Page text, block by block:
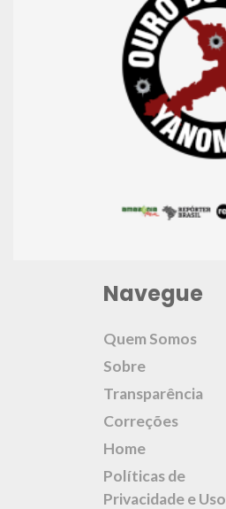
Navegue
Quem Somos
Sobre
Transparência
Correções
Home
Políticas de
Privacidade e Uso